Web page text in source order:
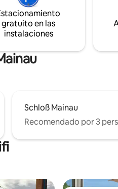
continuación)*
gratuito en las
instalaciones
Schloß Mainau
Recomendado por 3